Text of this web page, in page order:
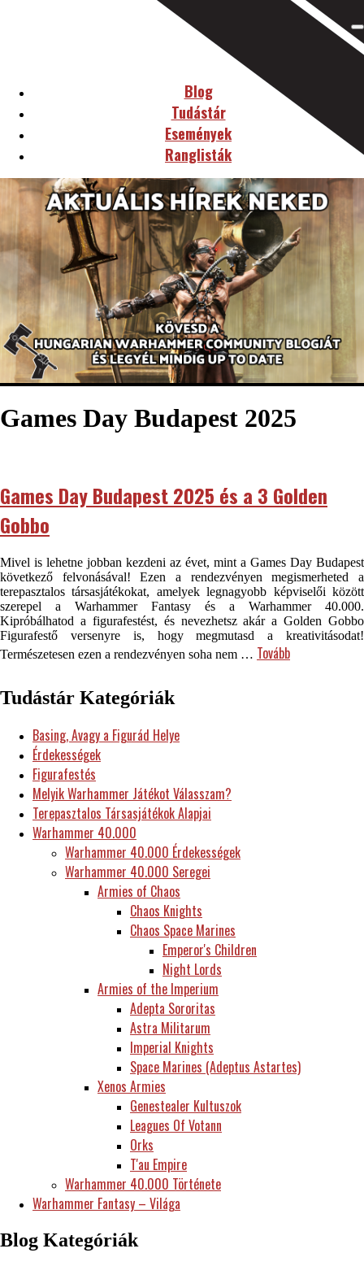
Blog
Tudástár
Események
Ranglisták
Games Day Budapest 2025
Games Day Budapest 2025 és a 3 Golden
Gobbo
Mivel is lehetne jobban kezdeni az évet, mint a Games Day Budapest
következő felvonásával! Ezen a rendezvényen megismerheted a
terepasztalos társasjátékokat, amelyek legnagyobb képviselői között
szerepel a Warhammer Fantasy és a Warhammer 40.000.
Kipróbálhatod a figurafestést, és nevezhetsz akár a Golden Gobbo
Figurafestő versenyre is, hogy megmutasd a kreativitásodat!
Természetesen ezen a rendezvényen soha nem … Tovább
Tudástár Kategóriák
Basing, Avagy a Figurád Helye
Érdekességek
Figurafestés
Melyik Warhammer Játékot Válasszam?
Terepasztalos Társasjátékok Alapjai
Warhammer 40.000
Warhammer 40.000 Érdekességek
Warhammer 40.000 Seregei
Armies of Chaos
Chaos Knights
Chaos Space Marines
Emperor's Children
Night Lords
Armies of the Imperium
Adepta Sororitas
Astra Militarum
Imperial Knights
Space Marines (Adeptus Astartes)
Xenos Armies
Genestealer Kultuszok
Leagues Of Votann
Orks
T'au Empire
Warhammer 40.000 Története
Warhammer Fantasy – Világa
Blog Kategóriák